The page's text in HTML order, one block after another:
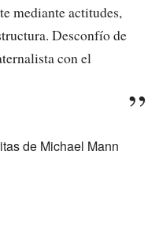
mediante actitudes,
Desconfío de
con el
de Michael Mann